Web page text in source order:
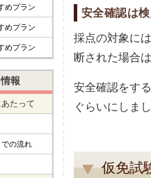
安全確認は
採点の対象に
断された場合
安全確認をす
ぐらいにしま
仮免試
めプラン
めプラン
めプラン
報
たって
の流れ